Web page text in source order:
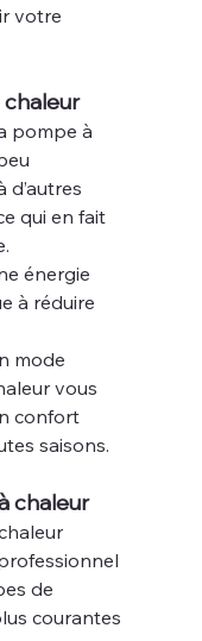
votre
pompe à
d’autres
qui en fait
énergie
à réduire
mode
vous
confort
saisons.
chaleur
de
courantes